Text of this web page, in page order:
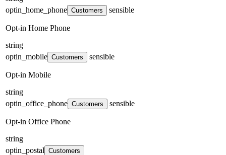
optin_home_phone Customers sensible
Opt-in Home Phone
string
optin_mobile Customers sensible
Opt-in Mobile
string
optin_office_phone Customers sensible
Opt-in Office Phone
string
optin_postal Customers